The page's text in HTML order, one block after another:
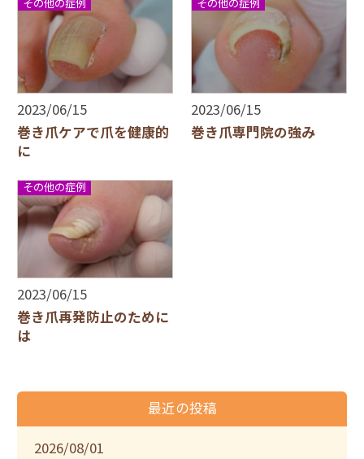
2023/06/15
巻き爪ケアで爪を健康的
に
2023/06/15
巻き爪専門院の強み
その他の症例
2023/06/15
巻き爪再発防止のために
は
最近の投稿
2026/08/01